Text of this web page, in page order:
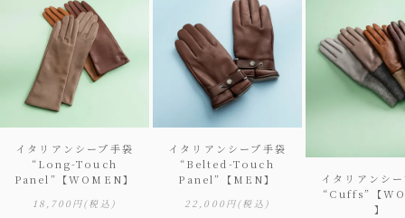
イタリアンシープ手袋
“Long-Touch
Panel”【WOMEN】
18,700円(税込)
イタリアンシープ手袋
“Belted-Touch
Panel”【MEN】
22,000円(税込)
イタリアンシ
“Cuffs”【
】